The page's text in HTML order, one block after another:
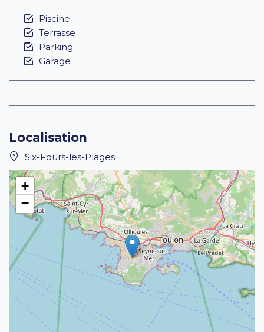
Piscine
Terrasse
Parking
Garage
Localisation
Six-Fours-les-Plages
+
−